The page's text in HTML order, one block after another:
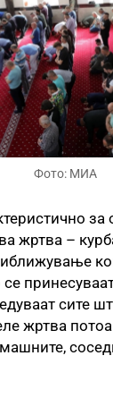
Фото: МИА
за
жртва –
се
сите
жртва